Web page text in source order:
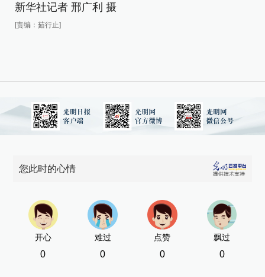
新华社记者 邢广利 摄
[责编：茹行止]
您此时的心情
开心
0
难过
0
点赞
0
飘过
0